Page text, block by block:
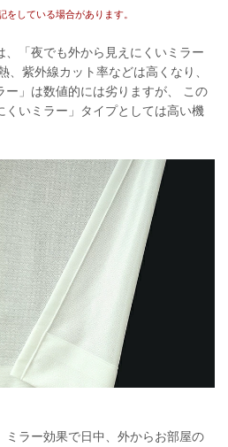
している場合があります。
「夜でも外から見えにくいミラー
、紫外線カット率などは高くなり、
ー」は数値的には劣りますが、 この
いミラー」タイプとしては高い機
ミラー効果で日中、外からお部屋の